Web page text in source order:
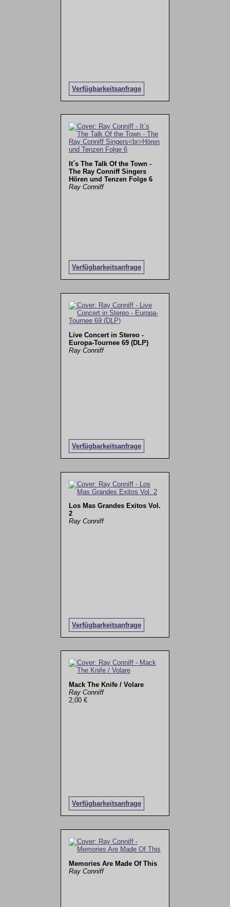
Verfügbarkeitsanfrage
It´s The Talk Of the Town -
The Ray Conniff Singers
Hören und Tenzen Folge 6
Ray Conniff
Verfügbarkeitsanfrage
Live Concert in Stereo -
Europa-Tournee 69 (DLP)
Ray Conniff
Verfügbarkeitsanfrage
Los Mas Grandes Exitos Vol.
2
Ray Conniff
Verfügbarkeitsanfrage
Mack The Knife / Volare
Ray Conniff
2,00 €
Verfügbarkeitsanfrage
Memories Are Made Of This
Ray Conniff